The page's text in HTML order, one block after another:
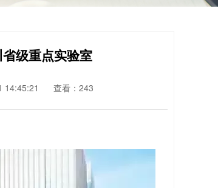
级重点实验室
14:45:21 查看：243